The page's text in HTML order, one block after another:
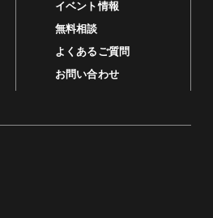
イベント情報
無料相談
よくあるご質問
お問い合わせ